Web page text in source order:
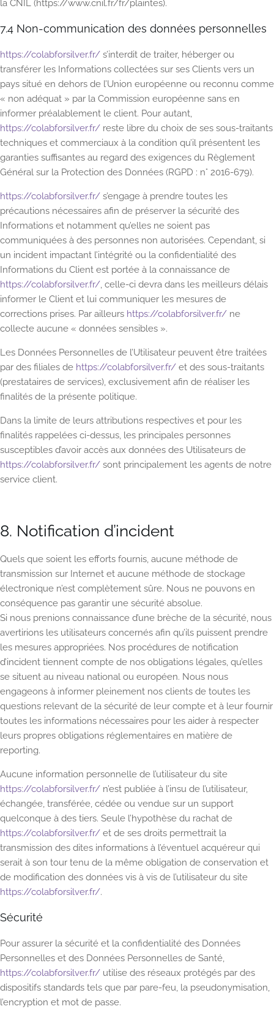
la CNIL (https://www.cnil.fr/fr/plaintes).
7.4 Non-communication des données personnelles
https://colabforsilver.fr/ s’interdit de traiter, héberger ou
transférer les Informations collectées sur ses Clients vers un
pays situé en dehors de l’Union européenne ou reconnu comme
« non adéquat » par la Commission européenne sans en
informer préalablement le client. Pour autant,
https://colabforsilver.fr/ reste libre du choix de ses sous-traitants
techniques et commerciaux à la condition qu’il présentent les
garanties suffisantes au regard des exigences du Règlement
Général sur la Protection des Données (RGPD : n° 2016-679).
https://colabforsilver.fr/ s’engage à prendre toutes les
précautions nécessaires afin de préserver la sécurité des
Informations et notamment qu’elles ne soient pas
communiquées à des personnes non autorisées. Cependant, si
un incident impactant l’intégrité ou la confidentialité des
Informations du Client est portée à la connaissance de
https://colabforsilver.fr/, celle-ci devra dans les meilleurs délais
informer le Client et lui communiquer les mesures de
corrections prises. Par ailleurs https://colabforsilver.fr/ ne
collecte aucune « données sensibles ».
Les Données Personnelles de l’Utilisateur peuvent être traitées
par des filiales de https://colabforsilver.fr/ et des sous-traitants
(prestataires de services), exclusivement afin de réaliser les
finalités de la présente politique.
Dans la limite de leurs attributions respectives et pour les
finalités rappelées ci-dessus, les principales personnes
susceptibles d’avoir accès aux données des Utilisateurs de
https://colabforsilver.fr/ sont principalement les agents de notre
service client.
8. Notification d’incident
Quels que soient les efforts fournis, aucune méthode de
transmission sur Internet et aucune méthode de stockage
électronique n’est complètement sûre. Nous ne pouvons en
conséquence pas garantir une sécurité absolue.
Si nous prenions connaissance d’une brèche de la sécurité, nous
avertirions les utilisateurs concernés afin qu’ils puissent prendre
les mesures appropriées. Nos procédures de notification
d’incident tiennent compte de nos obligations légales, qu’elles
se situent au niveau national ou européen. Nous nous
engageons à informer pleinement nos clients de toutes les
questions relevant de la sécurité de leur compte et à leur fournir
toutes les informations nécessaires pour les aider à respecter
leurs propres obligations réglementaires en matière de
reporting.
Aucune information personnelle de l’utilisateur du site
https://colabforsilver.fr/ n’est publiée à l’insu de l’utilisateur,
échangée, transférée, cédée ou vendue sur un support
quelconque à des tiers. Seule l’hypothèse du rachat de
https://colabforsilver.fr/ et de ses droits permettrait la
transmission des dites informations à l’éventuel acquéreur qui
serait à son tour tenu de la même obligation de conservation et
de modification des données vis à vis de l’utilisateur du site
https://colabforsilver.fr/.
Sécurité
Pour assurer la sécurité et la confidentialité des Données
Personnelles et des Données Personnelles de Santé,
https://colabforsilver.fr/ utilise des réseaux protégés par des
dispositifs standards tels que par pare-feu, la pseudonymisation,
l’encryption et mot de passe.